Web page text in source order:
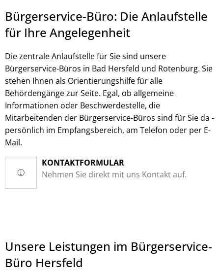
© Landkreis Hersfeld-Rotenburg
Bürgerservice-Büro: Die Anlaufstelle
für Ihre Angelegenheit
Die zentrale Anlaufstelle für Sie sind unsere
Bürgerservice-Büros in Bad Hersfeld und Rotenburg. Sie
stehen Ihnen als Orientierungshilfe für alle
Behördengänge zur Seite. Egal, ob allgemeine
Informationen oder Beschwerdestelle, die
Mitarbeitenden der Bürgerservice-Büros sind für Sie da -
persönlich im Empfangsbereich, am Telefon oder per E-
Mail.
KONTAKTFORMULAR
Nehmen Sie direkt mit uns Kontakt auf.
Unsere Leistungen im Bürgerservice-
Büro Hersfeld